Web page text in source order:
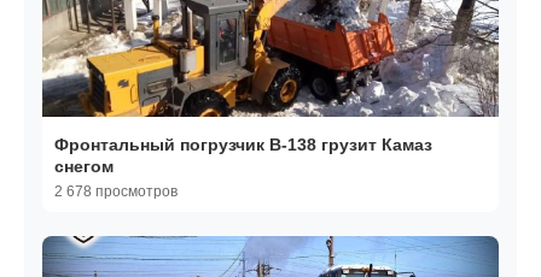
Фронтальный погрузчик В-138 грузит Камаз
снегом
2 678 просмотров